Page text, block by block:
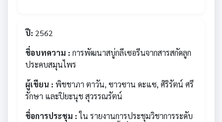
ปี: 2562
ชื่อบทความ : การพัฒนาสบู่กลีเซอรีนจากสารสกัดลูก
ประคบสมุนไพร
ผู้เขียน : พิชชาภา ตาวัน, ซาวซาน ดะแซ, ศิริรัตน์ ศรี
รักษา และปิยะนุช สุวรรณรัตน์
ชื่อการประชุม :ใน รายงานการประชุมวิชาการระดับ